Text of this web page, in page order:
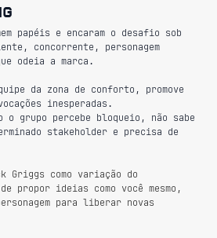
papéis e encaram o desafio sob
concorrente, personagem
odeia a marca.
da zona de conforto, promove
inesperadas.
o grupo percebe bloqueio, não sabe
stakeholder e precisa de
Griggs como variação do
propor ideias como você mesmo,
para liberar novas